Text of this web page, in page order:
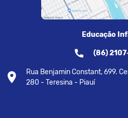
Educação
(86)
Rua Benjamin Constant, 699.
280 - Teresina - Piauí